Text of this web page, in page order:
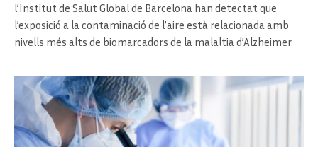
l’Institut de Salut Global de Barcelona han detectat que
l’exposició a la contaminació de l’aire està relacionada amb
nivells més alts de biomarcadors de la malaltia d’Alzheimer